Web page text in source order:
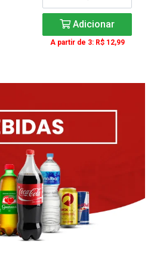
Adicionar
A partir de 3: R$ 12,99